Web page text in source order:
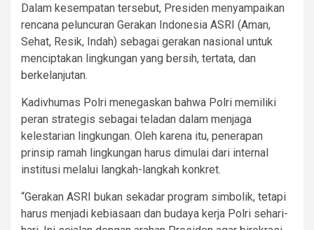
Dalam kesempatan tersebut, Presiden menyampaikan
rencana peluncuran Gerakan Indonesia ASRI (Aman,
Sehat, Resik, Indah) sebagai gerakan nasional untuk
menciptakan lingkungan yang bersih, tertata, dan
berkelanjutan.
Kadivhumas Polri menegaskan bahwa Polri memiliki
peran strategis sebagai teladan dalam menjaga
kelestarian lingkungan. Oleh karena itu, penerapan
prinsip ramah lingkungan harus dimulai dari internal
institusi melalui langkah-langkah konkret.
“Gerakan ASRI bukan sekadar program simbolik, tetapi
harus menjadi kebiasaan dan budaya kerja Polri sehari-